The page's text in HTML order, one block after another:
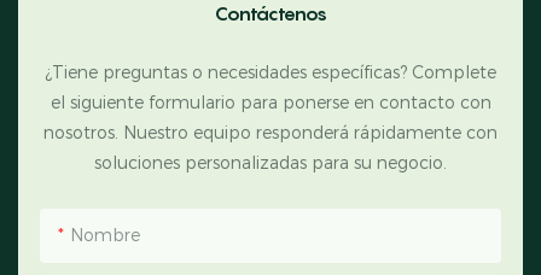
Contáctenos
¿Tiene preguntas o necesidades específicas? Complete
el siguiente formulario para ponerse en contacto con
nosotros. Nuestro equipo responderá rápidamente con
soluciones personalizadas para su negocio.
Nombre